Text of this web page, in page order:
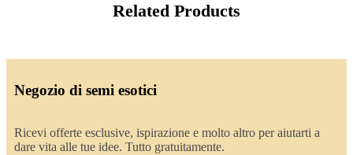
Related Products
Negozio di semi esotici
Ricevi offerte esclusive, ispirazione e molto altro per aiutarti a
dare vita alle tue idee. Tutto gratuitamente.